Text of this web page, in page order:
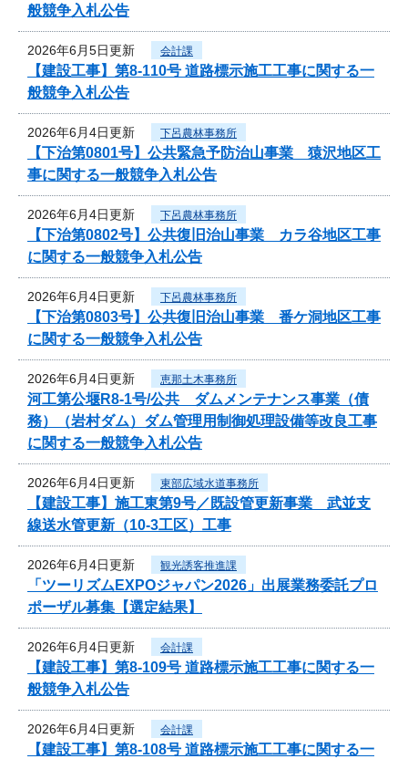
般競争入札公告
2026年6月5日更新 会計課
【建設工事】第8-110号 道路標示施工工事に関する一
般競争入札公告
2026年6月4日更新 下呂農林事務所
【下治第0801号】公共緊急予防治山事業 猿沢地区工
事に関する一般競争入札公告
2026年6月4日更新 下呂農林事務所
【下治第0802号】公共復旧治山事業 カラ谷地区工事
に関する一般競争入札公告
2026年6月4日更新 下呂農林事務所
【下治第0803号】公共復旧治山事業 番ケ洞地区工事
に関する一般競争入札公告
2026年6月4日更新 恵那土木事務所
河工第公堰R8-1号/公共 ダムメンテナンス事業（債
務）（岩村ダム）ダム管理用制御処理設備等改良工事
に関する一般競争入札公告
2026年6月4日更新 東部広域水道事務所
【建設工事】施工東第9号／既設管更新事業 武並支
線送水管更新（10-3工区）工事
2026年6月4日更新 観光誘客推進課
「ツーリズムEXPOジャパン2026」出展業務委託プロ
ポーザル募集【選定結果】
2026年6月4日更新 会計課
【建設工事】第8-109号 道路標示施工工事に関する一
般競争入札公告
2026年6月4日更新 会計課
【建設工事】第8-108号 道路標示施工工事に関する一